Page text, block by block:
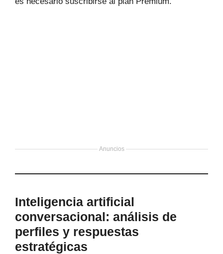
Anuncios
Inteligencia artificial
conversacional: análisis de
perfiles y respuestas
estratégicas